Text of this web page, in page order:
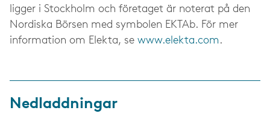
ligger i Stockholm och företaget är noterat på den
Nordiska Börsen med symbolen EKTAb. För mer
information om Elekta, se www.elekta.com.
Nedladdningar